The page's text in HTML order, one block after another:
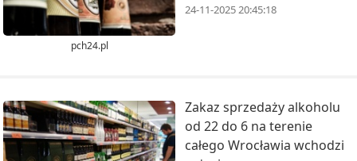
pch24.pl
24-11-2025 20:45:18
Zakaz sprzedaży alkoholu
od 22 do 6 na terenie
całego Wrocławia wchodzi